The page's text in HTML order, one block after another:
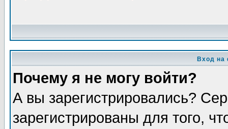
Вход на
Почему я не могу войти?
А вы зарегистрировались?
зарегистрированы для того,